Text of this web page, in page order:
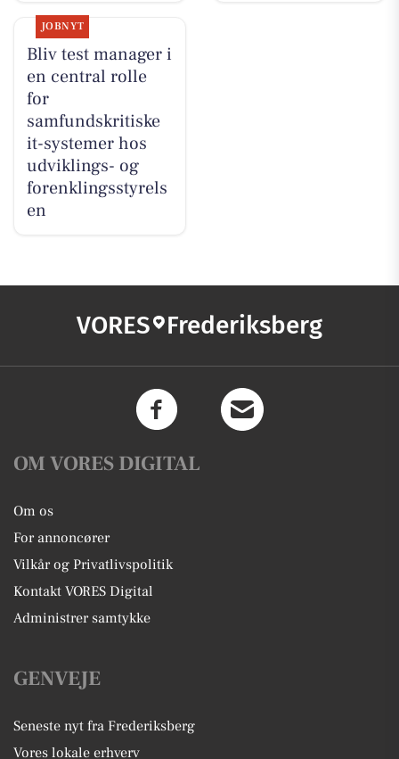
JOBNYT
Bliv test manager i
en central rolle
for
samfundskritiske
it-systemer hos
udviklings- og
forenklingsstyrels
en
VORES Frederiksberg
OM VORES DIGITAL
Om os
For annoncører
Vilkår og Privatlivspolitik
Kontakt VORES Digital
Administrer samtykke
GENVEJE
Seneste nyt fra Frederiksberg
Vores lokale erhverv